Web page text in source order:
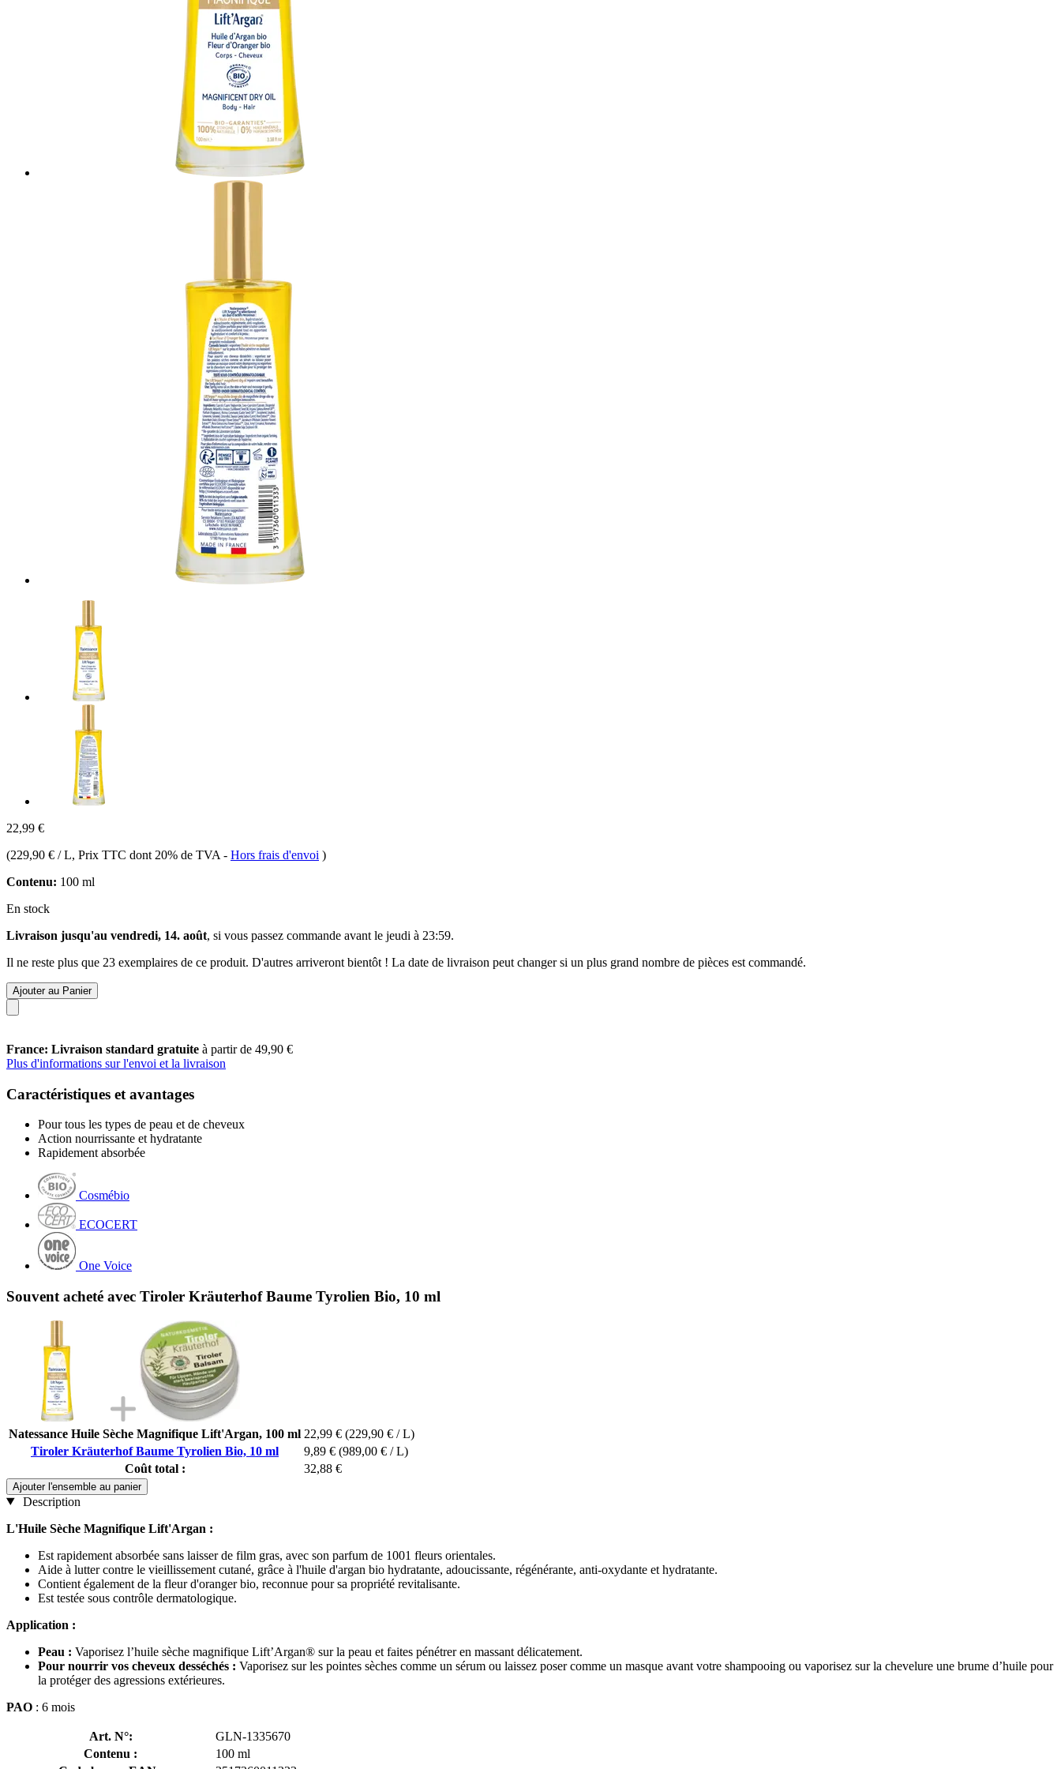
22,99 €
(229,90 € / L, Prix TTC dont 20% de TVA - Hors frais d'envoi )
Contenu: 100 ml
En stock
Livraison jusqu'au vendredi, 14. août, si vous passez commande avant le jeudi à 23:59.
Il ne reste plus que 23 exemplaires de ce produit. D'autres arriveront bientôt ! La date de livraison peut changer si un plus grand nombre de pièces est commandé.
Ajouter au Panier
France: Livraison standard gratuite à partir de 49,90 €
Plus d'informations sur l'envoi et la livraison
Caractéristiques et avantages
Pour tous les types de peau et de cheveux
Action nourrissante et hydratante
Rapidement absorbée
Cosmébio
ECOCERT
One Voice
Souvent acheté avec Tiroler Kräuterhof Baume Tyrolien Bio, 10 ml
Natessance Huile Sèche Magnifique Lift'Argan, 100 ml 22,99 € (229,90 € / L)
Tiroler Kräuterhof Baume Tyrolien Bio, 10 ml
9,89 € (989,00 € / L)
Coût total :
32,88 €
Ajouter l'ensemble au panier
Description
L'Huile Sèche Magnifique Lift'Argan :
Est rapidement absorbée sans laisser de film gras, avec son parfum de 1001 fleurs orientales.
Aide à lutter contre le vieillissement cutané, grâce à l'huile d'argan bio hydratante, adoucissante, régénérante, anti-oxydante et hydratante.
Contient également de la fleur d'oranger bio, reconnue pour sa propriété revitalisante.
Est testée sous contrôle dermatologique.
Application :
Peau : Vaporisez l’huile sèche magnifique Lift’Argan® sur la peau et faites pénétrer en massant délicatement.
Pour nourrir vos cheveux desséchés : Vaporisez sur les pointes sèches comme un sérum ou laissez poser comme un masque avant votre shampooing ou vaporisez sur la chevelure une brume d’huile pour
la protéger des agressions extérieures.
PAO : 6 mois
Art. N°:
GLN-1335670
Contenu :
100 ml